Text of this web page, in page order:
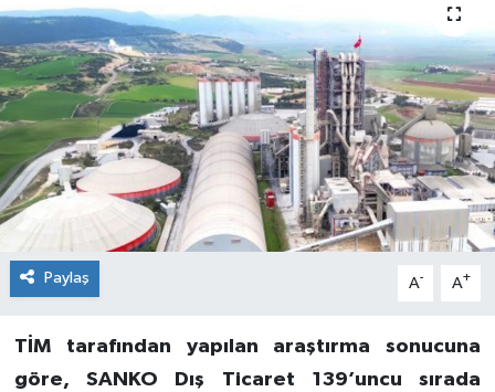
Paylaş A- A+
TİM tarafından yapılan araştırma sonucuna
göre, SANKO Dış Ticaret 139’uncu sırada